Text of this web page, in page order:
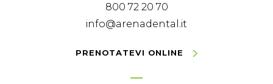
800 72 20 70
info@arenadental.it
PRENOTATEVI ONLINE